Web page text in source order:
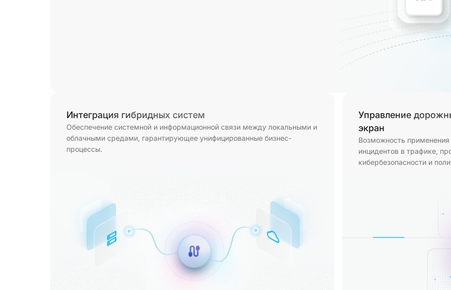
Интеграция гибридных систем
Обеспечение системной и информационной связи между локальными и
облачными средами, гарантирующее унифицированные бизнес-
процессы.
Управление
экран
Возможность
инцидентов в трафике,
кибербезопасности и